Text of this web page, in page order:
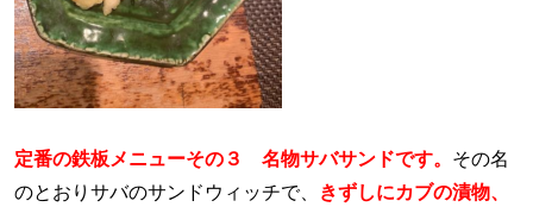
定番の鉄板メニューその３ 名物サバサンドです。 その名
のとおりサバのサンドウィッチで、
きずしにカブの漬物、